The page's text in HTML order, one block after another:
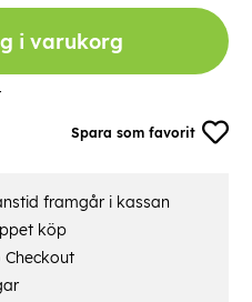
Spara som favorit
i varukorg
framgår i kassan
köp